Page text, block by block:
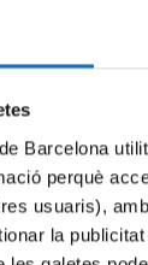
Barcelona
perquè
usuaris),
la